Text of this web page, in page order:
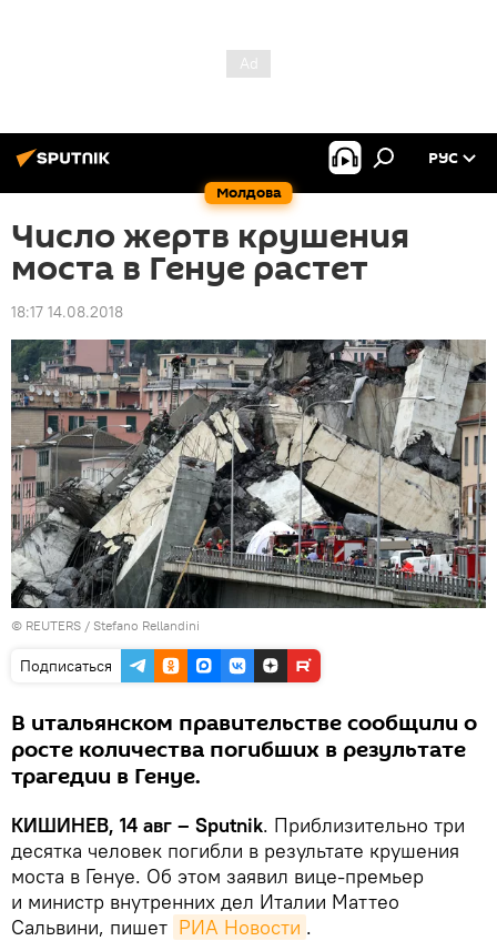
Молдова
РУС
Число жертв крушения
моста в Генуе растет
18:17 14.08.2018
© REUTERS / Stefano Rellandini
Подписаться
В итальянском правительстве сообщили о
росте количества погибших в результате
трагедии в Генуе.
КИШИНЕВ, 14 авг – Sputnik. Приблизительно три
десятка человек погибли в результате крушения
моста в Генуе. Об этом заявил вице-премьер
и министр внутренних дел Италии Маттео
Сальвини, пишет РИА Новости .